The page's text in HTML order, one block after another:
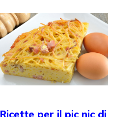
Ricette per il pic nic di